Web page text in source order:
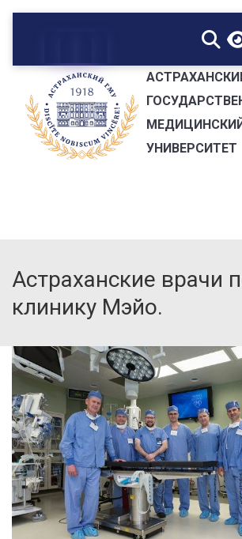
УНИВЕРСИТЕТ
Астраханские врачи
клинику Мэйо.